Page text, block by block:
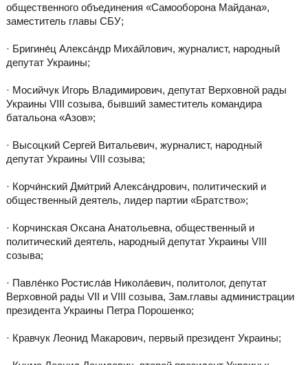
общественного объединения «Самооборона Майдана»,
заместитель главы СБУ;
· Бригине́ц Алекса́ндр Миха́йлович, журналист, народный
депутат Украины;
· Мосийчук Игорь Владимирович, депутат Верховной рады
Украины VIII созыва, бывший заместитель командира
батальона «Азов»;
· Высоцкий Сергей Витальевич, журналист, народный
депутат Украины VIII созыва;
· Корчи́нский Дми́трий Алекса́ндрович, политический и
общественный деятель, лидер партии «Братство»;
· Корчинская Оксана Анатольевна, общественный и
политический деятель, народный депутат Украины VIII
созыва;
· Павле́нко Ростисла́в Никола́евич, политолог, депутат
Верховной рады VII и VIII созыва, Зам.главы администрации
президента Украины Петра Порошенко;
· Кравчук Леонид Макарович, первый президент Украины;